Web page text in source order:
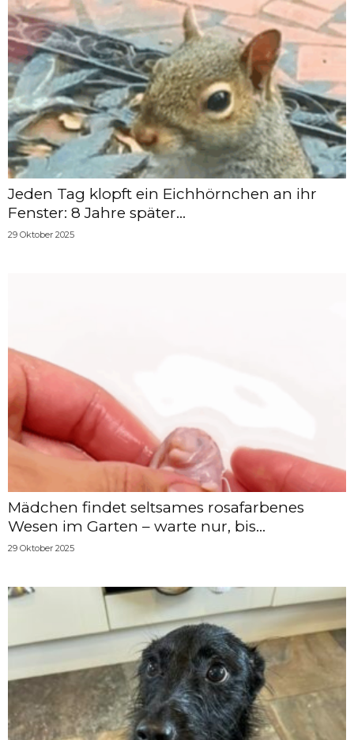
Jeden Tag klopft ein Eichhörnchen an ihr
Fenster: 8 Jahre später...
29 Oktober 2025
Mädchen findet seltsames rosafarbenes
Wesen im Garten – warte nur, bis...
29 Oktober 2025